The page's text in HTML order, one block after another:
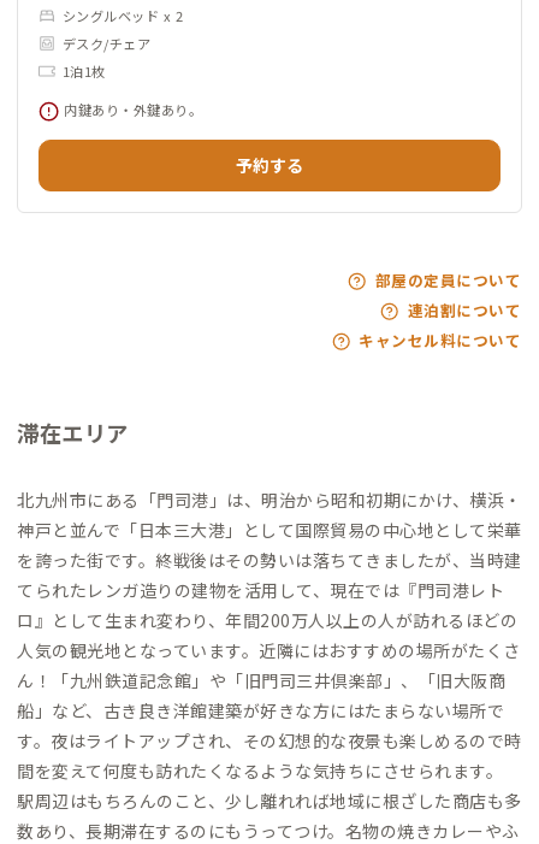
シングルベッド x 2
デスク/チェア
1泊1枚
内鍵あり・外鍵あり。
予約する
部屋の定員について
連泊割について
キャンセル料について
滞在エリア
北九州市にある「門司港」は、明治から昭和初期にかけ、横浜・
神戸と並んで「日本三大港」として国際貿易の中心地として栄華
を誇った街です。終戦後はその勢いは落ちてきましたが、当時建
てられたレンガ造りの建物を活用して、現在では『門司港レト
ロ』として生まれ変わり、年間200万人以上の人が訪れるほどの
人気の観光地となっています。近隣にはおすすめの場所がたくさ
ん！「九州鉄道記念館」や「旧門司三井倶楽部」、「旧大阪商
船」など、古き良き洋館建築が好きな方にはたまらない場所で
す。夜はライトアップされ、その幻想的な夜景も楽しめるので時
間を変えて何度も訪れたくなるような気持ちにさせられます。
駅周辺はもちろんのこと、少し離れれば地域に根ざした商店も多
数あり、長期滞在するのにもうってつけ。名物の焼きカレーやふ